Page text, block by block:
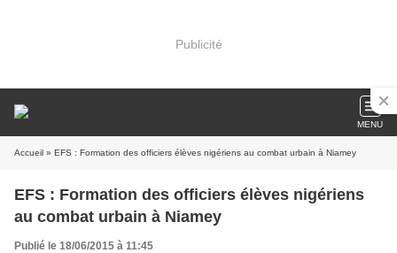
Publicité
MENU
Accueil » EFS : Formation des officiers élèves nigériens au combat urbain à Niamey
EFS : Formation des officiers élèves nigériens
au combat urbain à Niamey
Publié le 18/06/2015 à 11:45